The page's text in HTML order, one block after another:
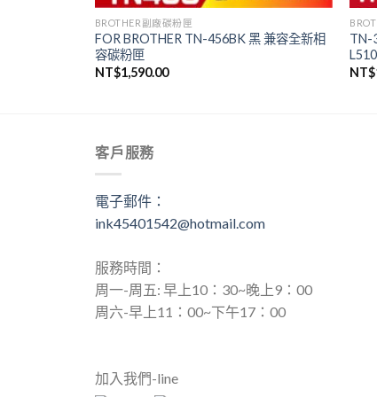
BROTHER副廠碳粉匣
FOR BROTHER TN-456BK 黑 兼容全新相
容碳粉匣
NT$1,590.00
TN-
NT$
客戶服務
電子郵件：
ink45401542@hotmail.com
服務時間：
周一-周五: 早上10：30~晚上9：00
周六-早上11：00~下午17：00
加入我們-line